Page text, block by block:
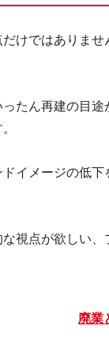
けではありま
たん再建の目
イメージの低
視点が欲しい
廃業